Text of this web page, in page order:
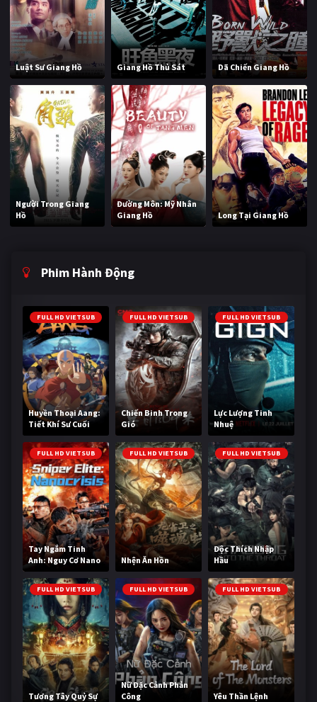
Luật Sư Giang Hồ Giang Hồ Thủ Sát Dã Chiến Giang Hồ
Người Trong Giang
Hồ
Đường Môn: Mỹ Nhân
Giang Hồ
Long Tại Giang Hồ
Phim Hành Động
FULL HD VIETSUB
Huyền Thoại Aang:
Tiết Khí Sư Cuối
Cùng
FULL HD VIETSUB
Chiến Binh Trong
Gió
FULL HD VIETSUB
Lực Lượng Tinh
Nhuệ
FULL HD VIETSUB
Tay Ngắm Tinh
Anh: Nguy Cơ Nano
FULL HD VIETSUB
Nhện Ăn Hồn
FULL HD VIETSUB
Độc Thích Nhập
Hầu
FULL HD VIETSUB
Tương Tây Quỷ Sự
FULL HD VIETSUB
Nữ Đặc Cảnh Phản
Công
FULL HD VIETSUB
Yêu Thần Lệnh